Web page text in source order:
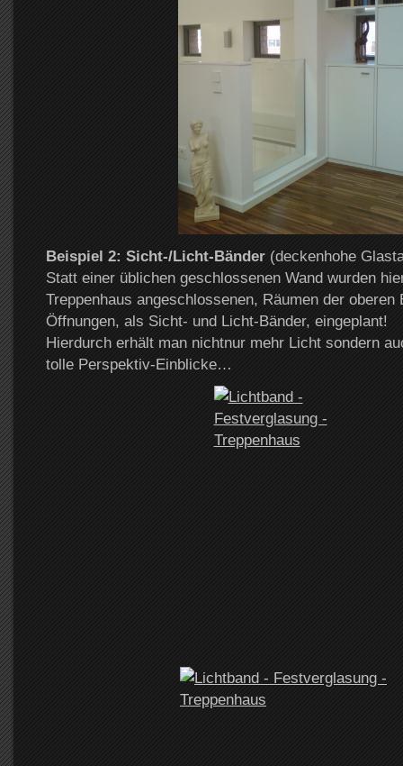
Beispiel 2: Sicht-/Licht-Bänder(deckenhohe
Statt einer üblichen geschlossenen Wand wurden
Treppenhaus angeschlossenen, Räumen der oberen
Öffnungen, als Sicht- und Licht-Bänder, eingeplant!
Hierdurch erhält man nichtnur mehr Licht sondern
tolle Perspektiv-Einblicke…